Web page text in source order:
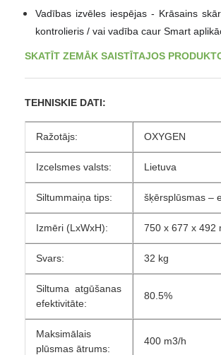
Vadības izvēles iespējas - Krāsains
kontrolieris / vai vadība caur Smart
SKATĪT ZEMĀK SAISTĪTAJOS
TEHNISKIE DATI:
Ražotājs: OXYGEN
Izcelsmes valsts: Lietuva
Siltummaiņa tips: šķērsplūsmas –
Izmēri (LxWxH): 750 x 677 x 492
Svars: 32 kg
Siltuma atgūšanas
efektivitāte:
80.5%
Maksimālais
plūsmas ātrums:
400 m3/h